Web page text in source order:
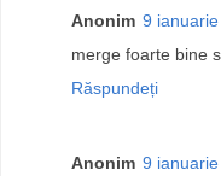
Anonim 9
merge foarte bine
Răspundeți
Anonim 9